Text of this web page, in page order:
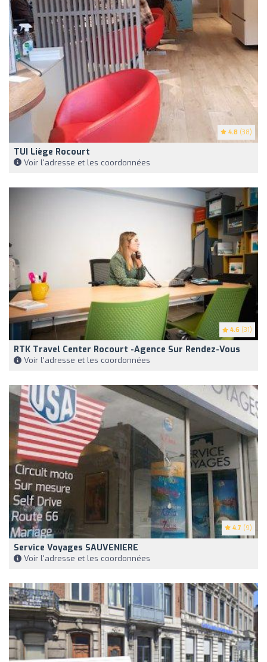
4.8 (38)
TUI Liège Rocourt
Voir l'adresse et les coordonnées
4.6 (31)
RTK Travel Center Rocourt -Agence Sur Rendez-Vous
Voir l'adresse et les coordonnées
4.7 (9)
Service Voyages SAUVENIERE
Voir l'adresse et les coordonnées